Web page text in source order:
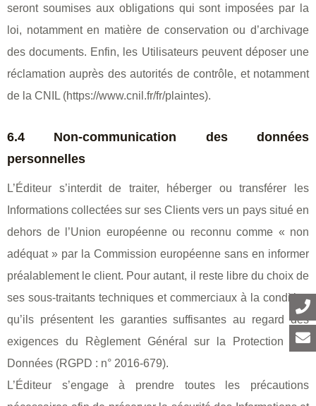
seront soumises aux obligations qui sont imposées par la
loi, notamment en matière de conservation ou d’archivage
des documents. Enfin, les Utilisateurs peuvent déposer une
réclamation auprès des autorités de contrôle, et notamment
de la CNIL (https://www.cnil.fr/fr/plaintes).
6.4 Non-communication des données
personnelles
L’Éditeur s’interdit de traiter, héberger ou transférer les
Informations collectées sur ses Clients vers un pays situé en
dehors de l’Union européenne ou reconnu comme « non
adéquat » par la Commission européenne sans en informer
préalablement le client. Pour autant, il reste libre du choix de
ses sous-traitants techniques et commerciaux à la condition
qu’ils présentent les garanties suffisantes au regard des
exigences du Règlement Général sur la Protection des
Données (RGPD : n° 2016-679).
L’Éditeur s’engage à prendre toutes les précautions